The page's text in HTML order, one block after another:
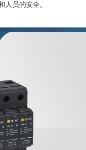
人员的安全。